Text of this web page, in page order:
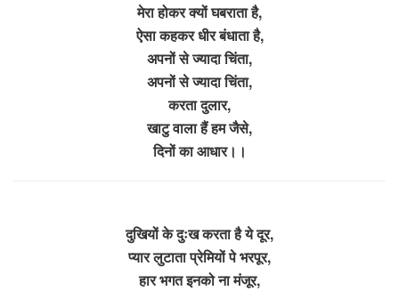
मेरा होकर क्यों घबराता है,
ऐसा कहकर धीर बंधाता है,
अपनों से ज्यादा चिंता,
अपनों से ज्यादा चिंता,
करता दुलार,
खाटु वाला हैं हम जैसे,
दिनों का आधार।।
दुखियों के दुःख करता है ये दूर,
प्यार लुटाता प्रेमियों पे भरपूर,
हार भगत इनको ना मंजूर,